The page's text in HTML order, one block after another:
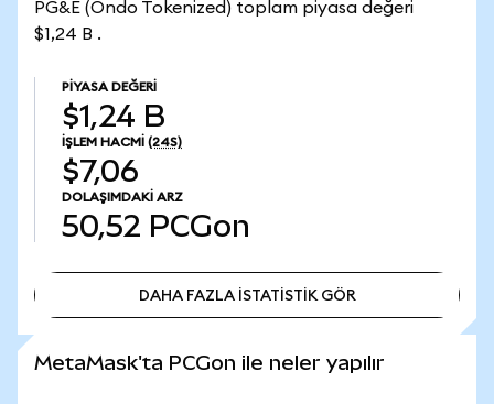
PG&E (Ondo Tokenized) toplam piyasa değeri
$1,24 B .
PIYASA DEĞERI
$1,24 B
İŞLEM HACMI (24S)
$7,06
DOLAŞIMDAKI ARZ
50,52 PCGon
DAHA FAZLA İSTATİSTİK GÖR
MetaMask'ta PCGon ile neler yapılır